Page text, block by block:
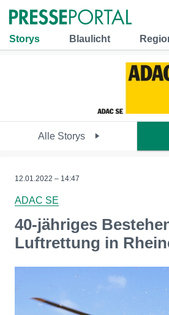
Storys Blaulicht
Alle Storys
12.01.2022 – 14:47
ADAC SE
40-jähriges
Luftrettung in